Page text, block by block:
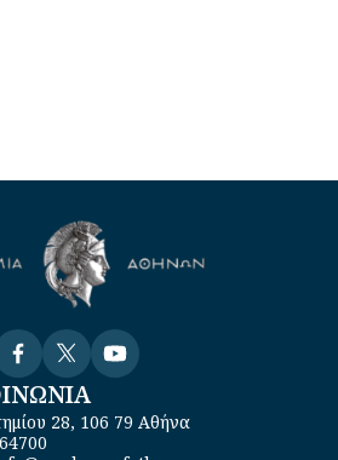
VisitVisitVisit
28, 106 79 Αθήνα